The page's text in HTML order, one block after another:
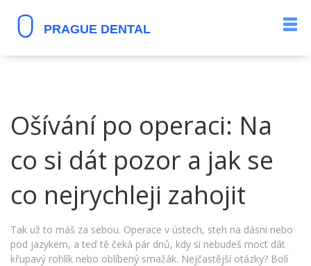
Ošívání po operaci: Na
co si dát pozor a jak se
co nejrychleji zahojit
Tak už to máš za sebou. Operace v ústech, steh na dásni nebo
pod jazykem, a teď tě čeká pár dnů, kdy si nebudeš moct dát
křupavý rohlík nebo oblíbený smažák. Nejčastější otázky? Bolí